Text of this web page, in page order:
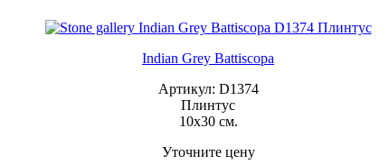
Indian Grey Battiscopa
Артикул: D1374
Плинтус
10x30 см.
Уточните цену